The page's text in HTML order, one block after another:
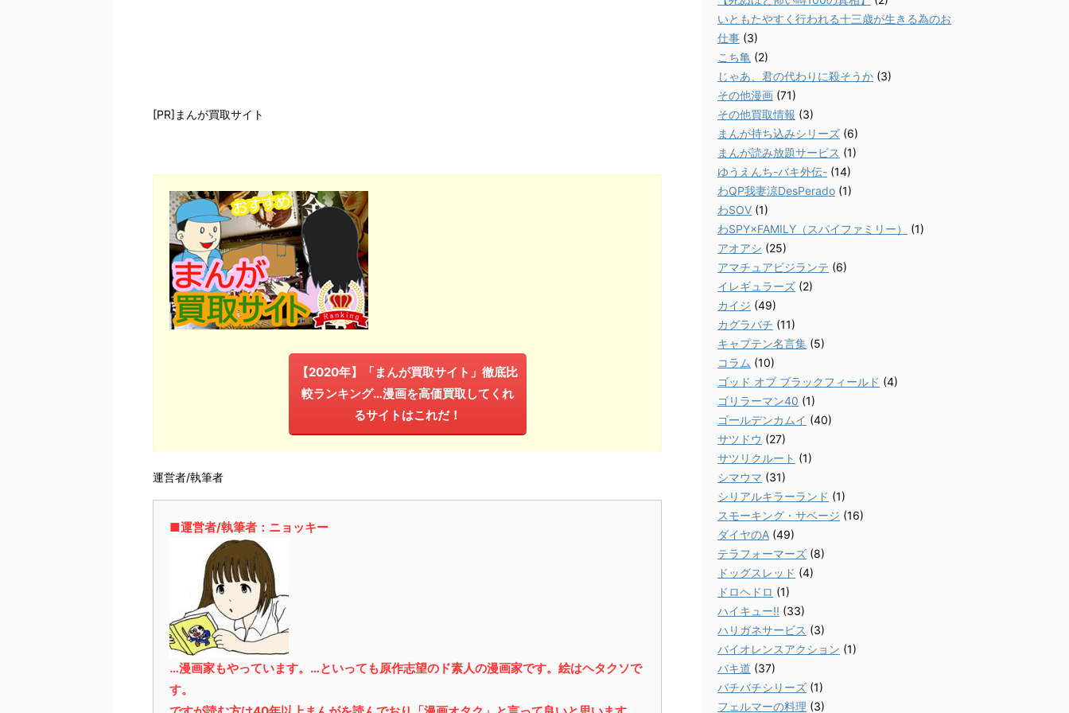
[PR]まんが買取サイト
【2020年】「まんが買取サイト」徹底比
較ランキング…漫画を高価買取してくれ
るサイトはこれだ！
運営者/執筆者
■運営者/執筆者：ニョッキー
…漫画家もやっています。…といっても原作志望のド素人の漫画家です。絵はヘタクソで
す。
いともたやすく行われる十三歳が生きる為のお
仕事 (3)
こち亀 (2)
じゃあ、君の代わりに殺そうか (3)
その他漫画 (71)
その他買取情報 (3)
まんが持ち込みシリーズ (6)
まんが読み放題サービス (1)
ゆうえんち-バキ外伝- (14)
わQP我妻涼DesPerado (1)
わSOV (1)
わSPY×FAMILY（スパイファミリー）
(1)
アオアシ (25)
アマチュアビジランテ (6)
イレギュラーズ (2)
カイジ (49)
カグラバチ (11)
キャプテン名言集 (5)
コラム (10)
ゴッド オブ ブラックフィールド (4)
ゴリラーマン40 (1)
ゴールデンカムイ (40)
サツドウ (27)
サツリクルート (1)
シマウマ (31)
シリアルキラーランド (1)
スモーキング・サベージ (16)
ダイヤのA (49)
テラフォーマーズ (8)
ドッグスレッド (4)
ドロヘドロ (1)
ハイキュー!! (33)
ハリガネサービス (3)
バイオレンスアクション (1)
バキ道 (37)
バチバチシリーズ (1)
フェルマーの料理 (3)